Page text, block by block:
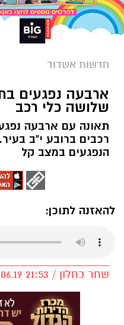
חדשות אשדוד
ארבעה נפגעים
שלושה כלי רכב
תאונה עם ארבעה
רכבים ברובע י"ב
הנפגעים במצב קל
להאזנה לתוכן:
שחר כחלון / 21:53 18.06.19